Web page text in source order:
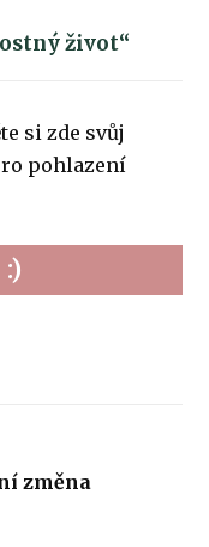
život“
si zde svůj
pohlazení
změna